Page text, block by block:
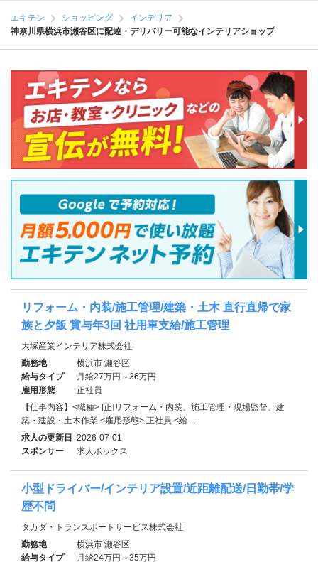
エキテン ショッピング
インテリア
神奈川県横浜市瀬谷区に配達・デリバリー可能なインテリアショップ
リフォーム・内装/施工管理/建築・土木 直行直帰で家
族と夕飯 賞与年3回 社用車支給/施工管理
大塚産業インテリア株式会社
勤務地
横浜市 瀬谷区
給与タイプ
月給27万円～36万円
雇用形態
正社員
【仕事内容】<職種> [正]リフォーム・内装、施工管理・現場監督、建
築・建設・土木作業 <雇用形態> 正社員 <給…
求人の更新日 2026-07-01
スポンサー
求人ボックス
小型ドライバー/インテリア設置/近距離配送/日勤帯/学
歴不問
タカダ・トランスポートサービス株式会社
勤務地
横浜市 瀬谷区
給与タイプ
月給24万円～35万円